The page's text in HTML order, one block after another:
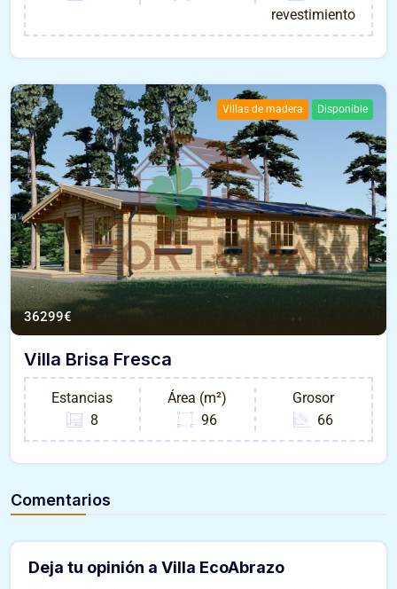
revestimiento
Villas de madera Disponible
36299€
Villa Brisa Fresca
Estancias
8
Área (m²)
96
Grosor
66
Comentarios
Deja tu opinión a Villa EcoAbrazo